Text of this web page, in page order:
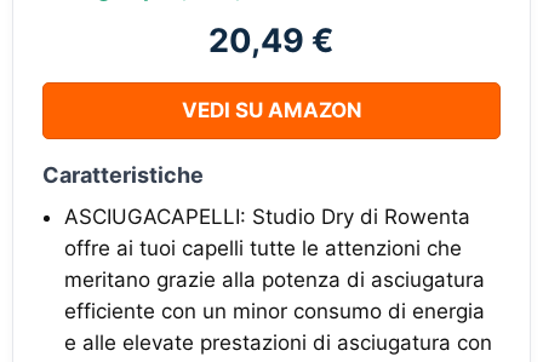
20,49 €
VEDI SU AMAZON
Caratteristiche
ASCIUGACAPELLI: Studio Dry di Rowenta
offre ai tuoi capelli tutte le attenzioni che
meritano grazie alla potenza di asciugatura
efficiente con un minor consumo di energia
e alle elevate prestazioni di asciugatura con